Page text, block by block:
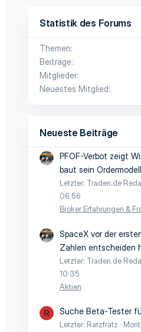
S
t
e
Statistik des Forums
Themen
Beiträge
Mitglieder
Neuestes Mitglied
Neueste Beiträge
PFOF-Verbot zeigt
baut sein
Letzter: Traden.de
06:56
Broker Erfahrungen &
SpaceX vor der
Zahlen entscheiden
Letzter: Traden.de
10:35
Aktien
R Suche Beta-Tester
Letzter: Ratzfratz